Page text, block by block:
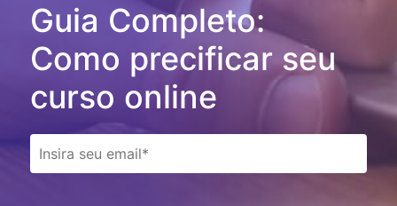
Guia Completo:
Como precificar seu
curso online